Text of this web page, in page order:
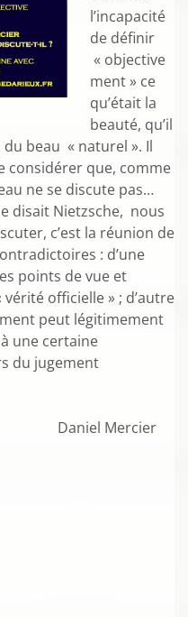
l’incapacité
de définir
« objective
ment » ce
qu’était la
beauté, qu’il
du beau « naturel ». Il
considérer que, comme
ne se discute pas…
disait Nietzsche, nous
c’est la réunion de
: d’une
points de vue et
vérité officielle » ; d’autre
peut légitimement
une certaine
du jugement